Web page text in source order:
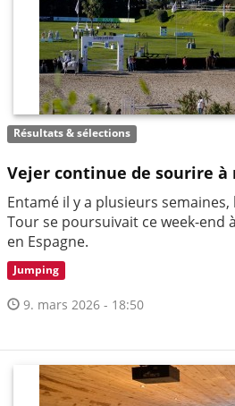
Résultats & sélections
Vejer continue de sourire à
Entamé il y a plusieurs semaines,
Tour se poursuivait ce week-end
en Espagne.
Jumping
9. mars 2026 - 18:50